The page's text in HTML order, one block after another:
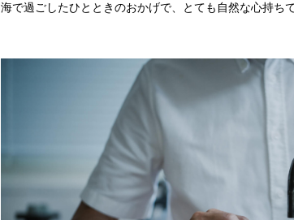
海で過ごしたひとときのおかげで、とても自然な心持ち